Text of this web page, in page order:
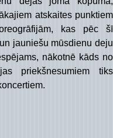
pārvalde
sociāli
atskaites punktiem
kas pēc šī
jauniešu mūsdienu deju
nākotnē kāds no
priekšnesumiem tiks